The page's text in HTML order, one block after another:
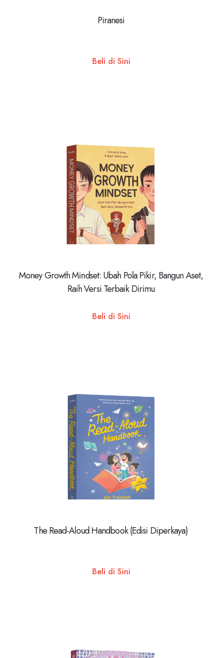
Piranesi
Beli di Sini
Money Growth Mindset: Ubah Pola Pikir, Bangun Aset,
Raih Versi Terbaik Dirimu
Beli di Sini
The Read-Aloud Handbook (Edisi Diperkaya)
Beli di Sini